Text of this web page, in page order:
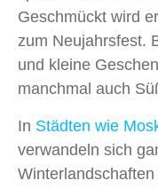
Geschmückt wird
zum Neujahrsfest.
und kleine
manchmal auch
In Städten wie
verwandeln sich